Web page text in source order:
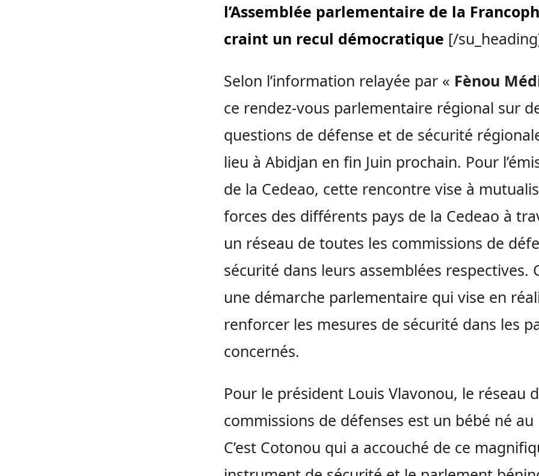
l’Assemblée parlementaire de la
craint un recul démocratique [/
Selon l’information relayée par « Fènou
ce rendez-vous parlementaire régional sur
questions de défense et de sécurité
lieu à Abidjan en fin Juin prochain. Pour
de la Cedeao, cette rencontre vise à
forces des différents pays de la Cedeao à
un réseau de toutes les commissions de
sécurité dans leurs assemblées respectives.
une démarche parlementaire qui vise en
renforcer les mesures de sécurité dans les
concernés.
Pour le président Louis Vlavonou, le réseau
commissions de défenses est un bébé né au
C’est Cotonou qui a accouché de ce